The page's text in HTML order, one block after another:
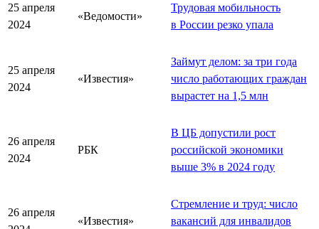
25 апреля
2024
«Ведомости»
Трудовая мобильность
в России резко упала
25 апреля
2024
«Известия»
Займут делом: за три года
число работающих граждан
вырастет на 1,5 млн
26 апреля
2024
РБК
В ЦБ допустили рост
российской экономики
выше 3% в 2024 году
26 апреля
«Известия»
Стремление и труд: число
вакансий для инвалидов